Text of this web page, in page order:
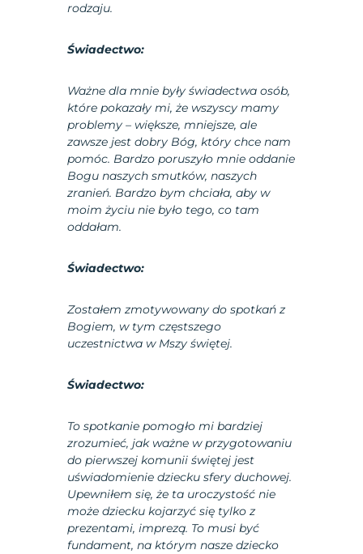
rodzaju.
Świadectwo:
Ważne dla mnie były świadectwa osób,
które pokazały mi, że wszyscy mamy
problemy – większe, mniejsze, ale
zawsze jest dobry Bóg, który chce nam
pomóc. Bardzo poruszyło mnie oddanie
Bogu naszych smutków, naszych
zranień. Bardzo bym chciała, aby w
moim życiu nie było tego, co tam
oddałam.
Świadectwo:
Zostałem zmotywowany do spotkań z
Bogiem, w tym częstszego
uczestnictwa w Mszy świętej.
Świadectwo:
To spotkanie pomogło mi bardziej
zrozumieć, jak ważne w przygotowaniu
do pierwszej komunii świętej jest
uświadomienie dziecku sfery duchowej.
Upewniłem się, że ta uroczystość nie
może dziecku kojarzyć się tylko z
prezentami, imprezą. To musi być
fundament, na którym nasze dziecko